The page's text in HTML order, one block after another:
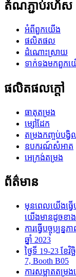
តំណ​ភ្ជាប់​រហ័ស
អំពី​ពួក​យើង
ផលិតផល
ដំណោះស្រាយ
ទាក់ទង​មក​ពួក​យ
ផលិតផលក្តៅ
ធាតុតម្រង
ម្សៅដែក
តម្រងកញ្ចប់បង្វិ
ឧបករណ៍សំអាត
អេក្រង់តម្រង
ព័ត៌មាន
មុនពេលយើងធ្វើ
យើងមានដូចខា
ការធ្វើបច្ចុប្ប
ឆ្នាំ 2023
ថ្ងៃទី 19-23 ខែ
7, Booth B05
ការសម្អាតតម្រ